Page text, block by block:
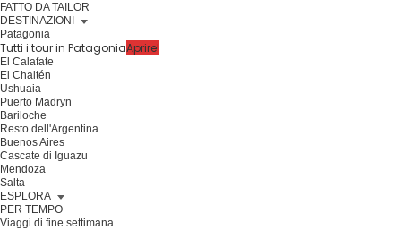
FATTO DA TAILOR
DESTINAZIONI
Patagonia
Tutti i tour in PatagoniaAprire!
El Calafate
El Chaltén
Ushuaia
Puerto Madryn
Bariloche
Resto dell'Argentina
Buenos Aires
Cascate di Iguazu
Mendoza
Salta
ESPLORA
PER TEMPO
Viaggi di fine settimana